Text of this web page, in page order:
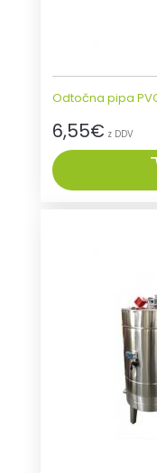
Odtočna pipa
6,55€ z DDV